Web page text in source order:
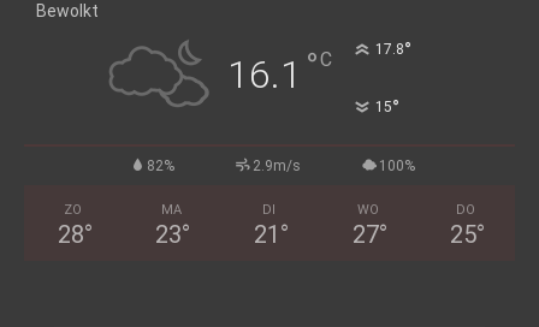
Bewolkt
16.1 °C 17.8°
15°
82% 2.9m/s 100%
ZO
28°
MA
23°
DI
21 °
WO
27°
DO
25°